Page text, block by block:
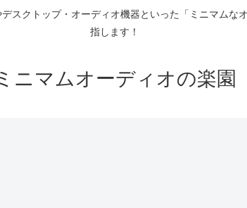
スクトップ・オーディオ機器といった「ミニマムな
指します！
ニマムオーディオの楽園